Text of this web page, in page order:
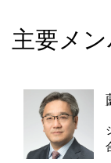
主要メ